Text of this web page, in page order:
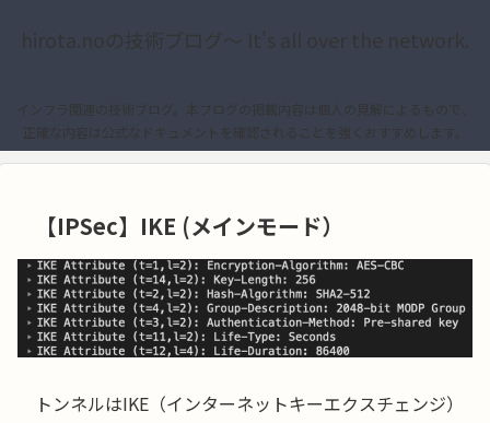
hirota.noの技術ブログ〜 It's all over the network.
インフラ関連の技術ブログ。本ブログの掲載内容は個人の見解によるもので、
正確な内容は公式なドキュメントを確認されることを強くおすすめします。
【IPSec】IKE (メインモード）
トンネルはIKE（インターネットキーエクスチェンジ）